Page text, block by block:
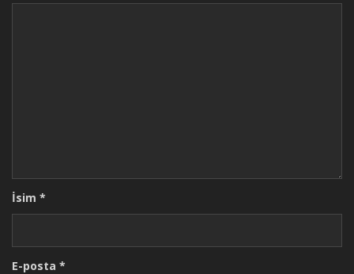
İsim *
E-posta *